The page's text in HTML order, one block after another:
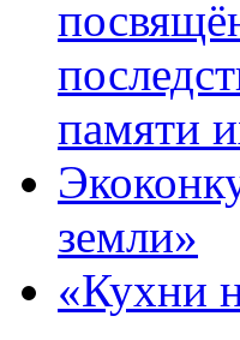
памяти
земли»
«Кухни